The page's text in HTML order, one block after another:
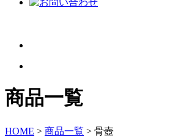
商品一覧
HOME > 商品一覧 > 骨壺